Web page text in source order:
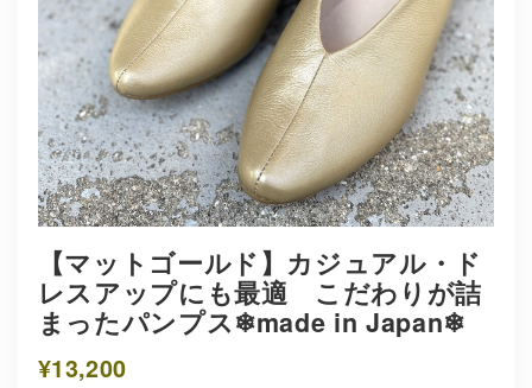
【マットゴールド】カジュアル・ド
レスアップにも最適 こだわりが詰
まったパンプス❄︎made in Japan❄︎
¥13,200